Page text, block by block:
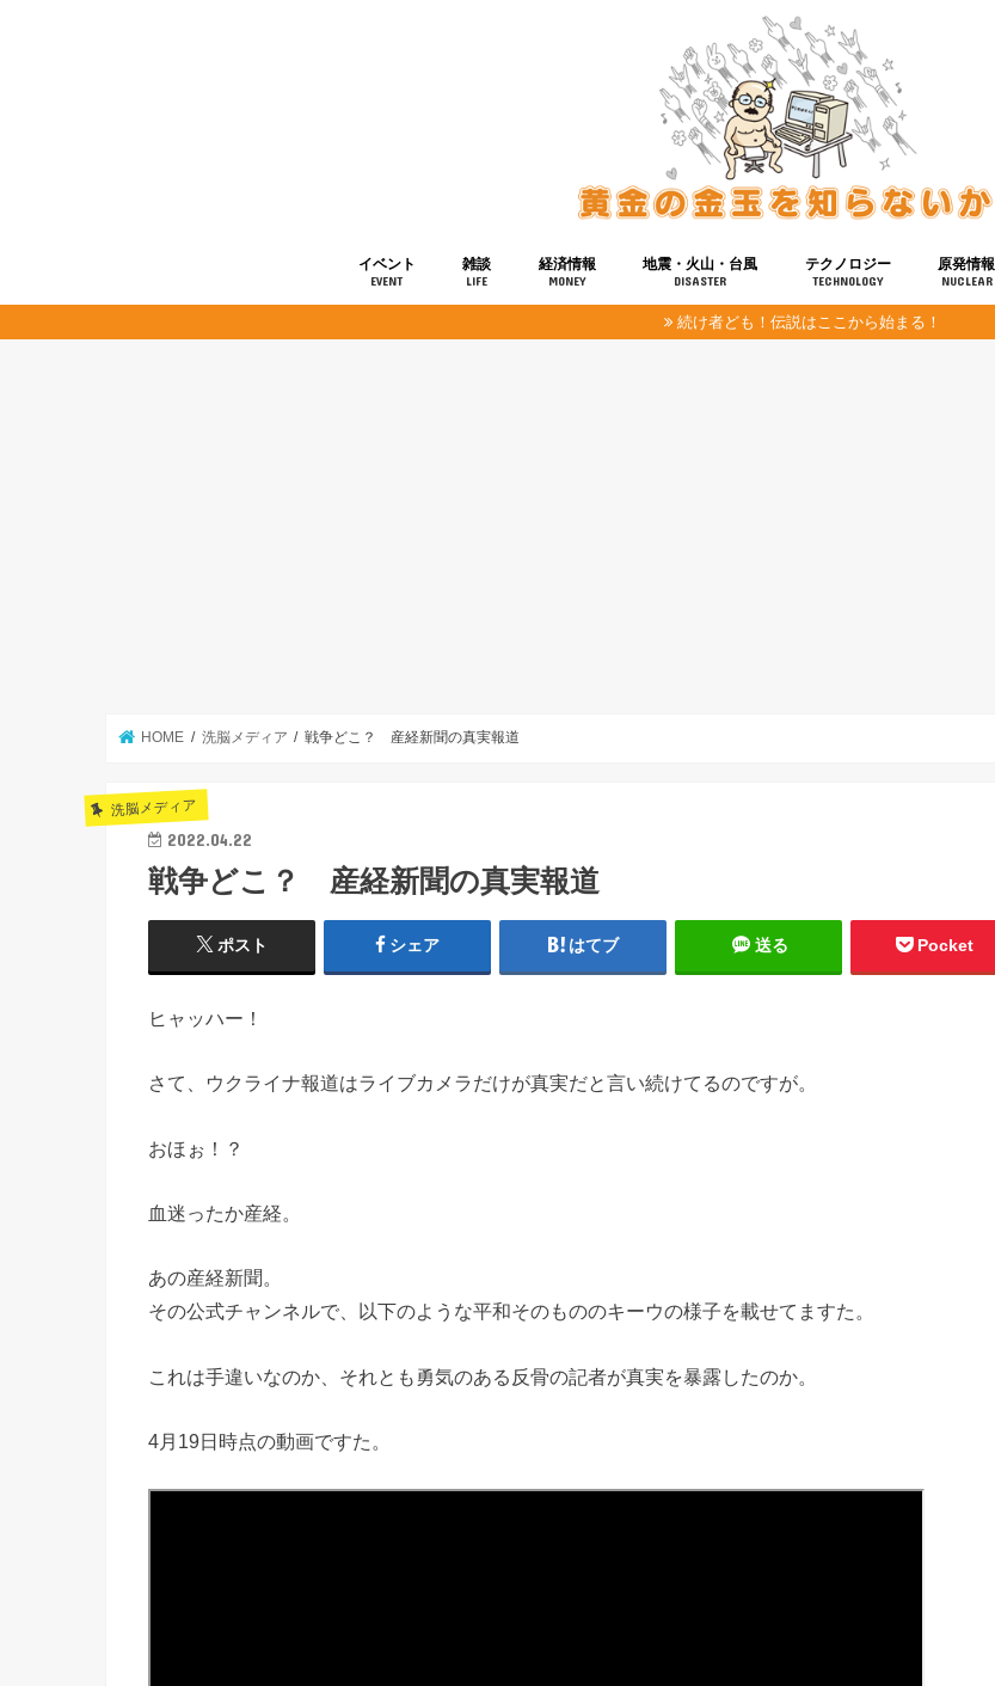
イベント
EVENT
雑談
LIFE
経済情報
MONEY
地震・火山・台風
DISASTER
テクノロジー
TECHNOLOGY
健康
宇宙
原発情報
NUCLEAR
続け者ども！伝説はここから始まる！
HOME 洗脳メディア 戦争どこ？ 産経新聞の真実報道
洗脳メディア
2022.04.22
戦争どこ？ 産経新聞の真実報道
ポスト シェア はてブ 送る Pocket
ヒャッハー！
さて、ウクライナ報道はライブカメラだけが真実だと言い続けてるのですが。
おほぉ！？
血迷ったか産経。
あの産経新聞。
その公式チャンネルで、以下のような平和そのもののキーウの様子を載せてますた。
これは手違いなのか、それとも勇気のある反骨の記者が真実を暴露したのか。
4月19日時点の動画ですた。